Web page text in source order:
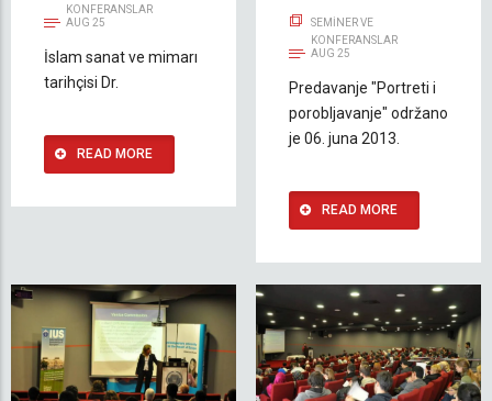
KONFERANSLAR
AUG 25
İslam sanat ve mimarı
tarihçisi Dr.
READ MORE
SEMINER VE
KONFERANSLAR
AUG 25
Predavanje "Portreti i
porobljavanje" održano
je 06. juna 2013.
READ MORE